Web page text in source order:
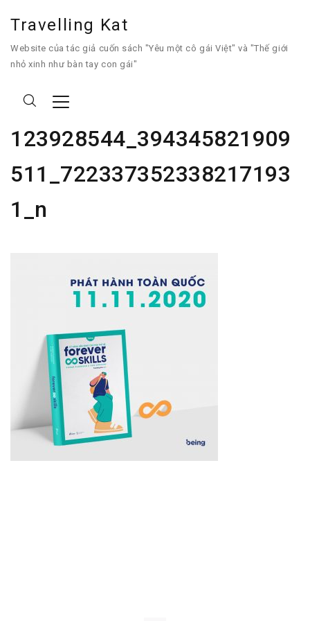
Travelling Kat
Website của tác giả cuốn sách "Yêu một cô gái Việt" và "Thế giới
nhỏ xinh như bàn tay con gái"
123928544_394345821909
511_722337352338217193
1_n